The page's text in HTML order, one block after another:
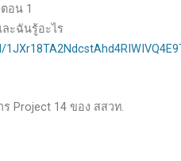
อน 1
ะฉันรู้อะไร
Project 14 ของ สสวท.